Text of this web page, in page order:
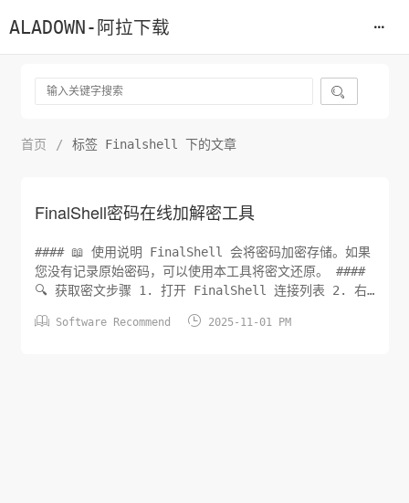
ALADOWN-阿拉下载

首页 / 标签 Finalshell 下的文章
FinalShell密码在线加解密工具
#### 📖 使用说明 FinalShell 会将密码加密存储。如果
您没有记录原始密码，可以使用本工具将密文还原。 ####
🔍 获取密文步骤 1. 打开 FinalShell 连接列表 2. 右
"password" 字段 5. 复制密文值（不含引号） 示例密
 Software Recommend  2025-11-01 PM